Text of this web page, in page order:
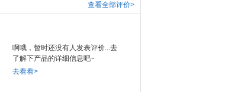
查看全部评价>
啊哦，暂时还没有人发表评价...去
了解下产品的详细信息吧~
去看看>